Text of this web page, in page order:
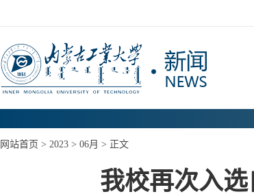
网站首页 > 2023 > 06月 > 正文
我校再次入